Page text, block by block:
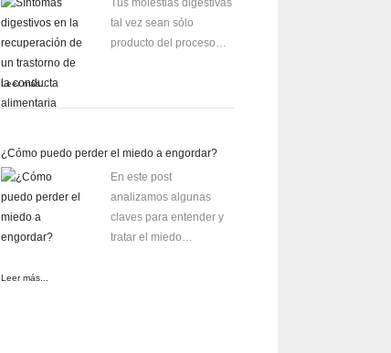
Tus molestias digestivas
tal vez sean sólo
producto del proceso…
Leer más...
¿Cómo puedo perder el miedo a engordar?
En este post
analizamos algunas
claves para entender y
tratar el miedo…
Leer más...